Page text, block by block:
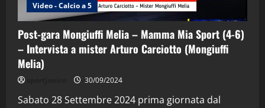
Video - Calcio a 5
Post-gara Mongiuffi Melia – Mamma Mia Sport (4-6)
– Intervista a mister Arturo Carciotto (Mongiuffi
Melia)
30/09/2024
Sabato 28 Settembre 2024 prima giornata dal
“SportEmpire” in Podcast: 29^ Puntata
(Martedi 28 Aprile 2026)